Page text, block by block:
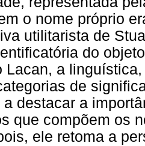
o nome próprio
utilitarista de
do
Lacan, a
de
a destacar a
que compõem os
ele retoma a